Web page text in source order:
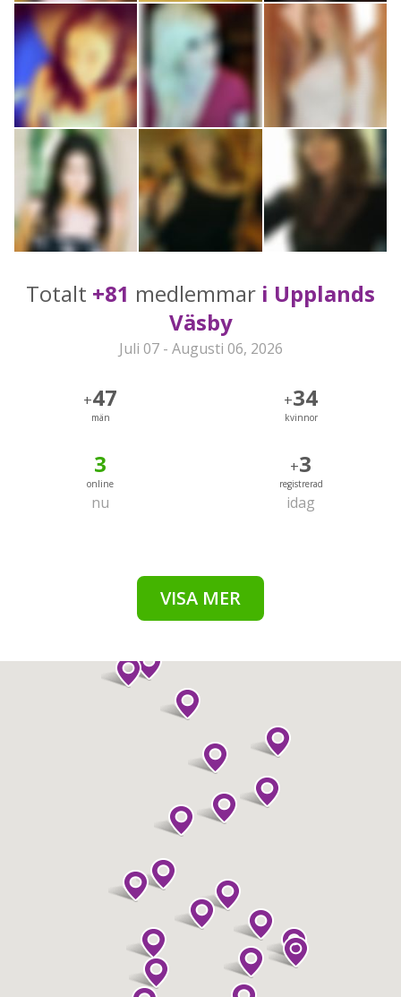
Totalt +81 medlemmar i Upplands
Väsby
Juli 07 - Augusti 06, 2026
+47
män
+34
kvinnor
3
online
nu
+3
registrerad
idag
VISA MER